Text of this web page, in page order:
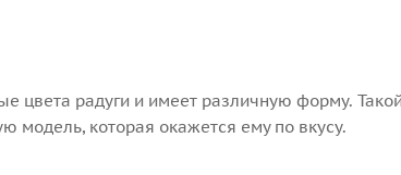
цвета радуги и имеет различную форму.
модель, которая окажется ему по вкусу.